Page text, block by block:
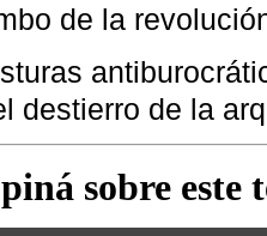
de la
destierro de la
sobre este